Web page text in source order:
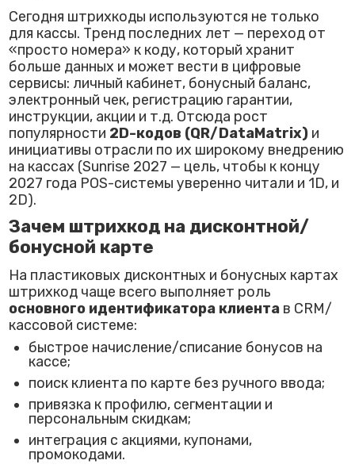
Сегодня штрихкоды используются не только
для кассы. Тренд последних лет — переход от
«просто номера» к коду, который хранит
больше данных и может вести в цифровые
сервисы: личный кабинет, бонусный баланс,
электронный чек, регистрацию гарантии,
инструкции, акции и т.д. Отсюда рост
популярности 2D-кодов (QR/DataMatrix) и
инициативы отрасли по их широкому внедрению
на кассах (Sunrise 2027 — цель, чтобы к концу
2027 года POS-системы уверенно читали и 1D, и
2D).
Зачем штрихкод на дисконтной/
бонусной карте
На пластиковых дисконтных и бонусных картах
штрихкод чаще всего выполняет роль
основного идентификатора клиента в CRM/
кассовой системе:
быстрое начисление/списание бонусов на
кассе;
поиск клиента по карте без ручного ввода;
привязка к профилю, сегментации и
персональным скидкам;
интеграция с акциями, купонами,
промокодами.